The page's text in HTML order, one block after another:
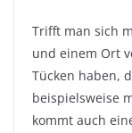
Trifft man sich
und einem Ort
Tücken haben,
beispielsweise
kommt auch